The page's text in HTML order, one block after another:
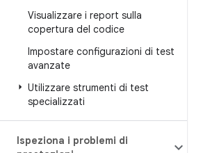
Visualizzare i report sulla
copertura del codice
Impostare configurazioni di test
avanzate
Utilizzare strumenti di test
specializzati
Ispeziona i problemi di